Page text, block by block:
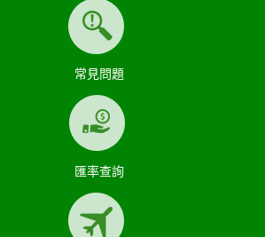
常見問題
匯率查詢